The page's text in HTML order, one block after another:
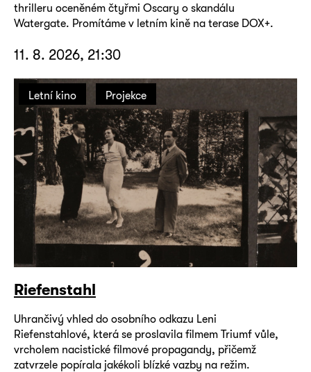
thrilleru oceněném čtyřmi Oscary o skandálu
Watergate. Promítáme v letním kině na terase DOX+.
11. 8. 2026, 21:30
Letní kino Projekce
Riefenstahl
Uhrančivý vhled do osobního odkazu Leni
Riefenstahlové, která se proslavila filmem Triumf vůle,
vrcholem nacistické filmové propagandy, přičemž
zatvrzele popírala jakékoli blízké vazby na režim.